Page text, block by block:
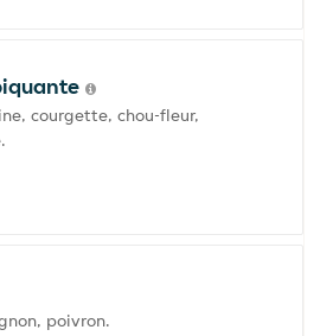
courgette, chou-fleur,
poivron.